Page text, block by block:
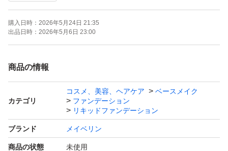
購入日時： 2026年5月24日 21:35
出品日時： 2026年5月6日 23:00
商品の情報
カテゴリ
コスメ、美容、ヘアケア
ベースメイク
ファンデーション
リキッドファンデーション
ブランド メイベリン
商品の状態 未使用